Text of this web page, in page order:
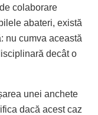
colaborare
abateri, există
nu cumva această
decât o
unei anchete
dacă acest caz